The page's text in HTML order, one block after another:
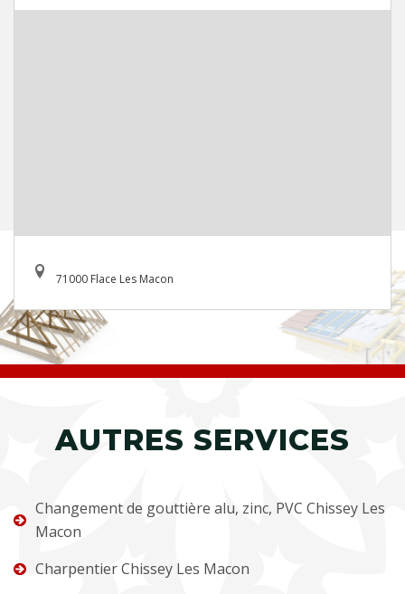
71000 Flace Les Macon
AUTRES SERVICES
Changement de gouttière alu, zinc, PVC Chissey Les
Macon
Charpentier Chissey Les Macon